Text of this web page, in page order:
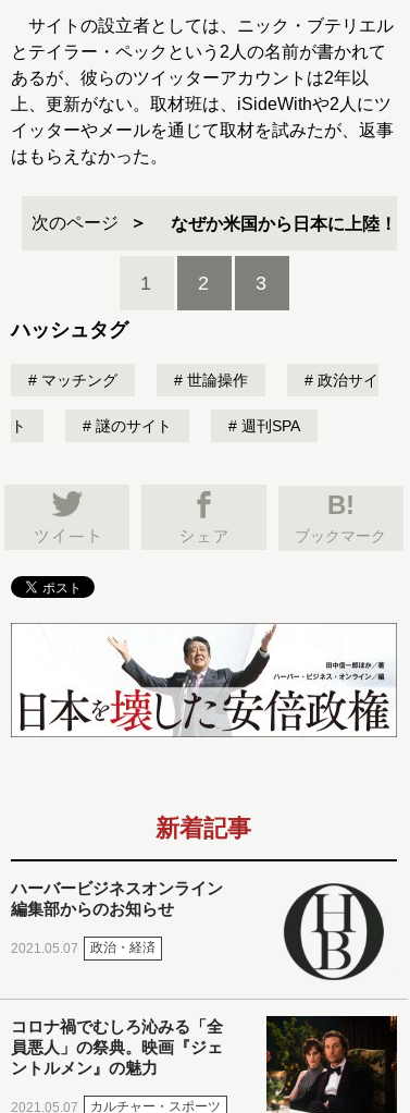
サイトの設立者としては、ニック・ブテリエル
とテイラー・ペックという2人の名前が書かれて
あるが、彼らのツイッターアカウントは2年以
上、更新がない。取材班は、iSideWithや2人にツ
イッターやメールを通じて取材を試みたが、返事
はもらえなかった。
次のページ なぜか米国から日本に上陸！
1 2 3
ハッシュタグ
マッチング 世論操作 政治サイ
ト 謎のサイト 週刊SPA
B!
ブックマーク
新着記事
ハーバービジネスオンライン
編集部からのお知らせ
2021.05.07 政治・経済
コロナ禍でむしろ沁みる「全
員悪人」の祭典。映画『ジェ
ントルメン』の魅力
2021.05.07 カルチャー・スポーツ